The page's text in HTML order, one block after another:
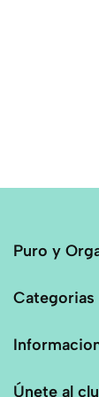
Puro y
Categorias
Únete al